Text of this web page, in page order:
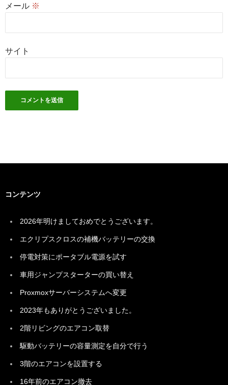
メール ※
サイト
コンテンツ
2026年明けましておめでとうございます。
エクリプスクロスの補機バッテリーの交換
停電対策にポータブル電源を試す
車用ジャンプスターターの買い替え
Proxmoxサーバーシステムへ変更
2023年もありがとうございました。
2階リビングのエアコン取替
駆動バッテリーの容量測定を自分で行う
3階のエアコンを設置する
16年前のエアコン撤去